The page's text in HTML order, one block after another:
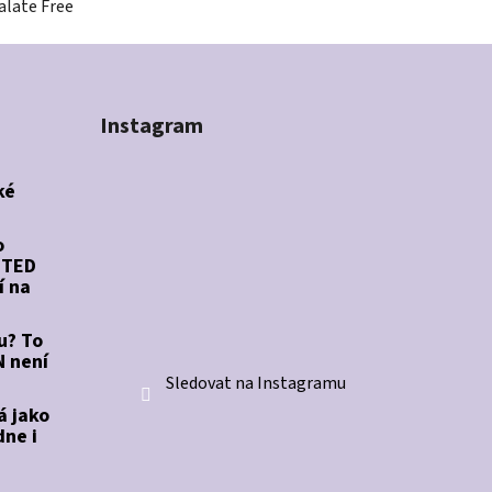
Free
na
To
není
jako
i
Instagram
Sledovat na Instagramu